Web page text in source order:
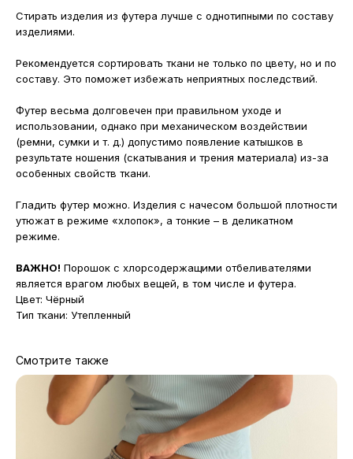
Стирать изделия из футера лучше с однотипными по составу
изделиями.
Рекомендуется сортировать ткани не только по цвету, но и по
составу. Это поможет избежать неприятных последствий.
Футер весьма долговечен при правильном уходе и
использовании, однако при механическом воздействии
(ремни, сумки и т. д.) допустимо появление катышков в
результате ношения (скатывания и трения материала) из-за
особенных свойств ткани.
Гладить футер можно. Изделия с начесом большой плотности
утюжат в режиме «хлопок», а тонкие – в деликатном
режиме.
ВАЖНО! Порошок с хлорсодержащими отбеливателями
является врагом любых вещей, в том числе и футера.
Цвет: Чёрный
Тип ткани: Утепленный
Смотрите также
МАГАЗИНЫ
Потрогать, примерить,
ВЛЮБИТЬСЯ И КУПИТЬ
наш бренд вы можете по адресу